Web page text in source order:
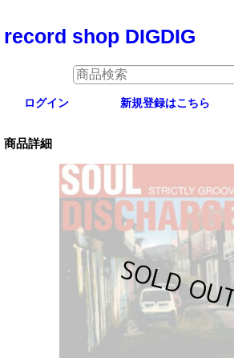
record shop DIGDIG
ログイン 新規登録はこちら
商品詳細